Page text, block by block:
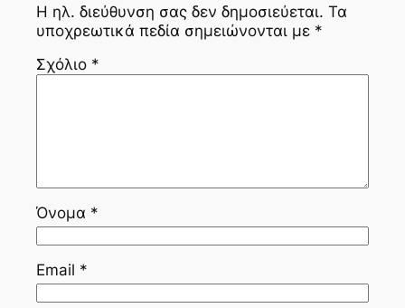
Η ηλ. διεύθυνση σας δεν δημοσιεύεται. Τα
υποχρεωτικά πεδία σημειώνονται με *
Σχόλιο *
Όνομα *
Email *